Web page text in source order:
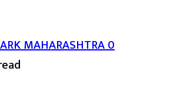
MAHARASHTRA0